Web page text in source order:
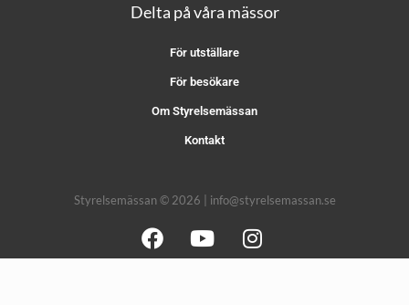
Delta på våra mässor
För utställare
För besökare
Om Styrelsemässan
Kontakt
Styrelsemässan © 2026 | info@styrelsemassan.se